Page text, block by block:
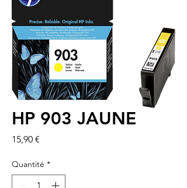
HP 903 JAUNE
15,90 €
Quantité *